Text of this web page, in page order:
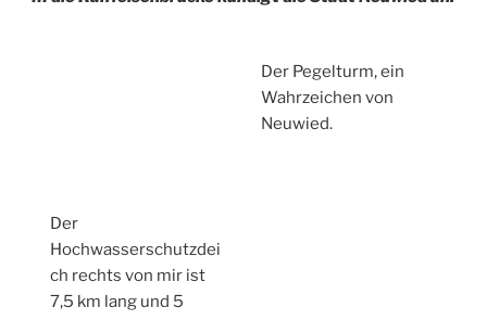
Der Pegelturm, ein
Wahrzeichen von
Neuwied.
Der
Hochwasserschutzdei
ch rechts von mir ist
7,5 km lang und 5